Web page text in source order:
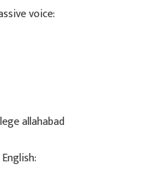
voice:
allahabad